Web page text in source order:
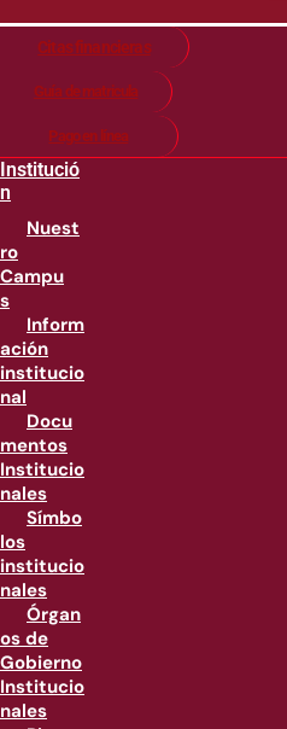
Citas financieras
Guía de matricula
Pago en línea
Institució
n
Nuest
ro
Campu
s
Inform
ación
institucio
nal
Docu
mentos
Institucio
nales
Símbo
los
institucio
nales
Órgan
os de
Gobierno
Institucio
nales